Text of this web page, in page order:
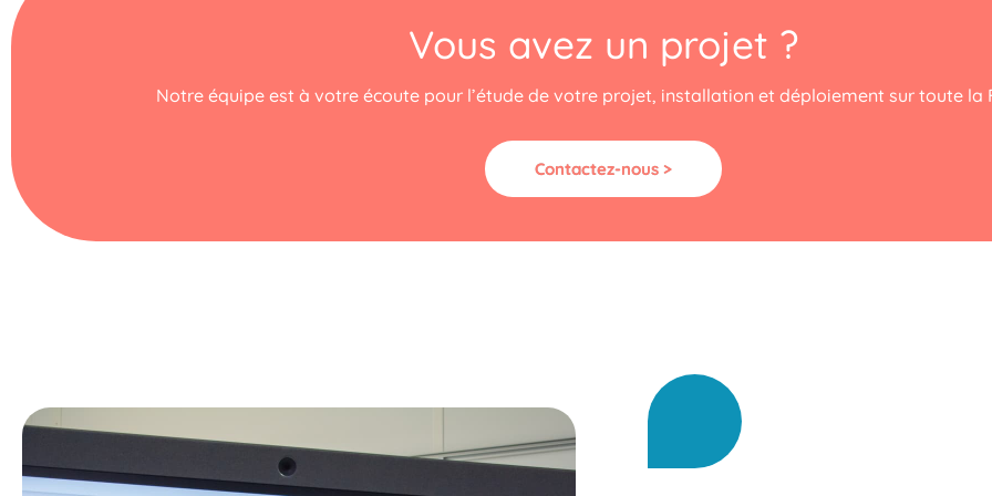
Vous avez un projet ?
Notre équipe est à votre écoute pour l’étude de votre projet, installation et déploiement sur toute la
Contactez-nous >